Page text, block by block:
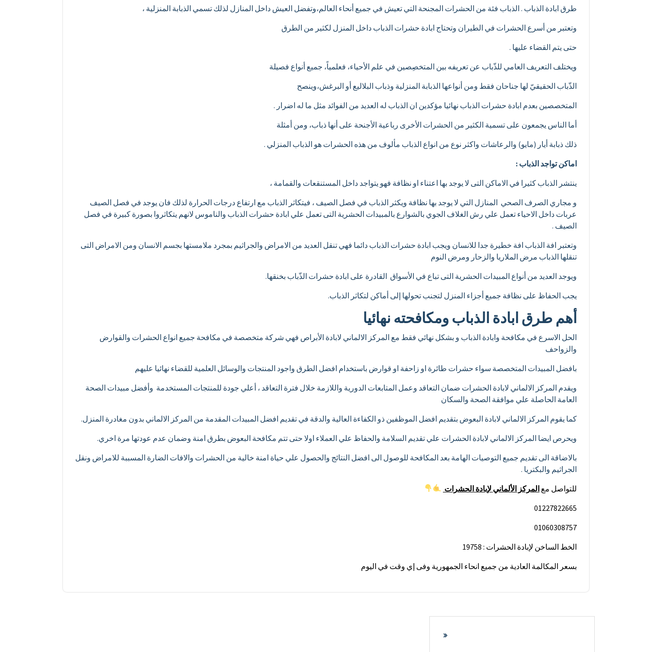
طرق ابادة الذباب . الذباب فئة من الحشرات المجنحة التي تعيش في جميع أنحاء العالم،وتفضل العيش داخل المنازل لذلك تسمي الذبابة المنزلية ،
وتعتبر من أسرع الحشرات في الطيران وتحتاج ابادة حشرات الذباب داخل المنزل لكثير من الطرق
حتى يتم القضاء عليها .
ويختلف التعريف العامي للذّباب عن تعريفه بين المتخصِصين في علم الأحياء، فعلمياً، جميع أنواع فصيلة
الذّباب الحقيقيّ لها جناحان فقط ومن أنواعها الذبابة المنزلية وذباب البلاليع أو البرغش،وينصح
المتخصصين بعدم ابادة حشرات الذباب نهائيا مؤكدين ان الذباب له العديد من الفوائد مثل ما له اضرار .
أما الناس يجمعون على تسمية الكثير من الحشرات الأخرى رباعية الأجنحة على أنها ذباب، ومن أمثلة
ذلك ذبابة أيار (مايو) والرعاشات واكثر نوع من انواع الذباب مألوف من هذه الحشرات هو الذباب المنزلي .
اماكن تواجد الذباب :
ينتشر الذباب كثيرا في الاماكن التى لا يوجد بها اعتناء او نظافة فهو يتواجد داخل المستنقعات والقمامة ،
و مجاري الصرف الصحي المنازل التي لا يوجد بها نظافة ويكثر الذباب في فصل الصيف ، فيتكاثر الذباب مع ارتفاع درجات الحرارة لذلك فان يوجد في فصل الصيف
عربات داخل الاحياء تعمل علي رش الغلاف الجوي بالشوارع بالمبيدات الحشرية التى تعمل علي ابادة حشرات الذباب والناموس لانهم يتكاثروا بصورة كبيرة في فصل
الصيف .
وتعتبر افة الذباب افة خطيرة جدا للانسان ويجب ابادة حشرات الذباب دائما فهي تنقل العديد من الامراض والجراثيم بمجرد ملامستها بجسم الانسان ومن الامراض التى
تنقلها الذباب مرض الملاريا والزحار ومرض النوم
ويوجد العديد من أنواع المبيدات الحشرية التى تباع في الأسواق القادرة على ابادة حشرات الذّباب بخنقها.
يجب الحفاظ على نظافة جميع أجزاء المنزل لتجنب تحولها إلى أماكن لتكاثر الذباب.
أهم طرق ابادة الذباب ومكافحته نهائيا
الحل الاسرع في مكافحة وابادة الذباب و بشكل نهائي فقط مع المركز الالماني لابادة الأبراص فهي شركة متخصصة في مكافحة جميع انواع الحشرات والقوارض
والزواحف
بافضل المبيدات المتخصصة سواء حشرات طائرة او زاحفة او قوارض باستخدام افضل الطرق واجود المنتجات والوسائل العلمية للقضاء نهائيا عليهم
ويقدم المركز الالماني لابادة الحشرات ضمان التعاقد وعمل المتابعات الدورية واللازمة خلال فترة التعاقد ، أعلي جودة للمنتجات المستخدمة وأفضل مبيدات الصحة
العامة الحاصلة علي موافقة الصحة والسكان
كما يقوم المركز الالماني لابادة البعوض بتقديم افضل الموظفين ذو الكفاءة العالية والدقة في تقديم افضل المبيدات المقدمة من المركز الالماني بدون مغادرة المنزل.
ويحرص ايضا المركز الالماني لابادة الحشرات علي تقديم السلامة والحفاظ علي العملاء اولا حتى تتم مكافحة البعوض بطرق امنة وضمان عدم عودتها مرة اخري.
بالاضاقة الى تقديم جميع التوصيات الهامة بعد المكافحة للوصول الى افضل النتائج والحصول علي حياة امنة خالية من الحشرات والافات الضارة المسببة للامراض ونقل
الجراثيم والبكتريا .
للتواصل مع المركز الألماني لإبادة الحشرات
01227822665
01060308757
الخط الساخن لإبادة الحشرات : 19758
بسعر المكالمة العادية من جميع انحاء الجمهورية وفى إي وقت في اليوم